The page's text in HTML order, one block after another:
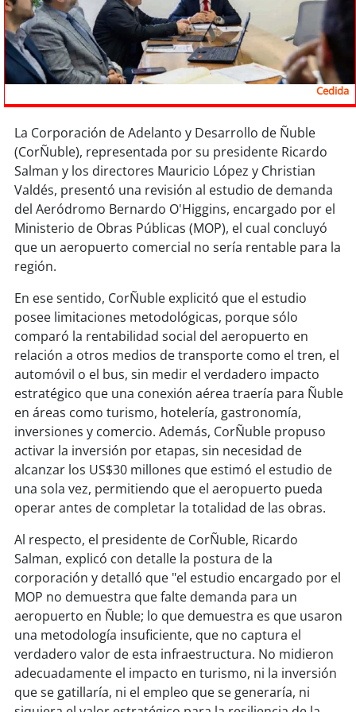
Sostenibilidad
soychile
soyarica
soyiquique
soy calama
soyantofagasta
soy copiapó
soyquillota
soysanantonio
soychillán
soysancarlos
soytalcahuano
soy concepción
soy coronel
soyarauco
soytemuco
soyvaldivia
Cedida
La Corporación de Adelanto y Desarrollo de Ñuble
(CorÑuble), representada por su presidente Ricardo
Salman y los directores Mauricio López y Christian
Valdés, presentó una revisión al estudio de demanda
del Aeródromo Bernardo O'Higgins, encargado por el
Ministerio de Obras Públicas (MOP), el cual concluyó
que un aeropuerto comercial no sería rentable para la
región.
En ese sentido, CorÑuble explicitó que el estudio
posee limitaciones metodológicas, porque sólo
comparó la rentabilidad social del aeropuerto en
relación a otros medios de transporte como el tren, el
automóvil o el bus, sin medir el verdadero impacto
estratégico que una conexión aérea traería para Ñuble
en áreas como turismo, hotelería, gastronomía,
inversiones y comercio. Además, CorÑuble propuso
activar la inversión por etapas, sin necesidad de
alcanzar los US$30 millones que estimó el estudio de
una sola vez, permitiendo que el aeropuerto pueda
operar antes de completar la totalidad de las obras.
Al respecto, el presidente de CorÑuble, Ricardo
Salman, explicó con detalle la postura de la
corporación y detalló que "el estudio encargado por el
MOP no demuestra que falte demanda para un
aeropuerto en Ñuble; lo que demuestra es que usaron
una metodología insuficiente, que no captura el
verdadero valor de esta infraestructura. No midieron
adecuadamente el impacto en turismo, ni la inversión
que se gatillaría, ni el empleo que se generaría, ni